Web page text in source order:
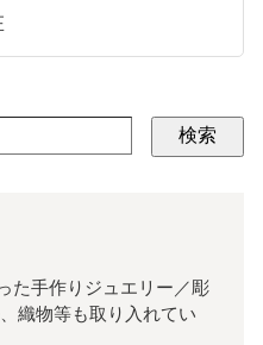
検索
た手作りジュエリー／彫
織物等も取り入れてい